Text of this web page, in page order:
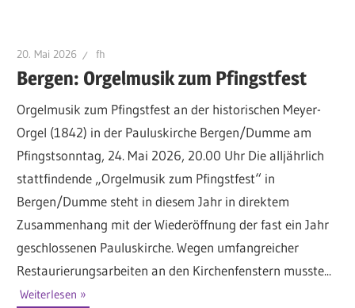
20. Mai 2026 fh
Bergen: Orgelmusik zum Pfingstfest
Orgelmusik zum Pfingstfest an der historischen Meyer-
Orgel (1842) in der Pauluskirche Bergen/Dumme am
Pfingstsonntag, 24. Mai 2026, 20.00 Uhr Die alljährlich
stattfindende „Orgelmusik zum Pfingstfest“ in
Bergen/Dumme steht in diesem Jahr in direktem
Zusammenhang mit der Wiederöffnung der fast ein Jahr
geschlossenen Pauluskirche. Wegen umfangreicher
Restaurierungsarbeiten an den Kirchenfenstern musste...
Weiterlesen